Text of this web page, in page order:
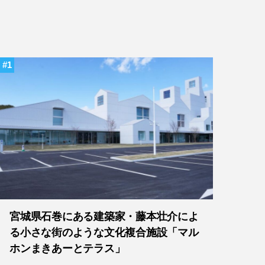
1
宮城県石巻にある建築家・藤本壮介によ
る小さな街のような文化複合施設「マル
ホンまきあーとテラス」